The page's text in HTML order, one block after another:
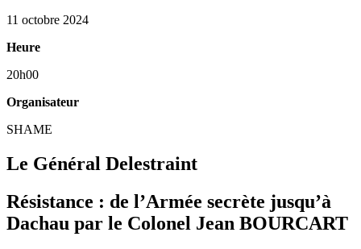
11 octobre 2024
Heure
20h00
Organisateur
SHAME
Le Général Delestraint
Résistance : de l’Armée secrète jusqu’à
Dachau par le Colonel Jean BOURCART